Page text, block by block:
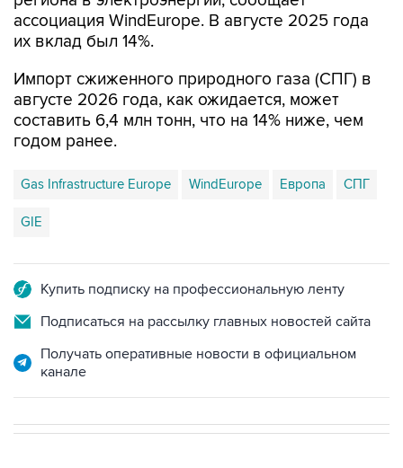
ассоциация WindEurope. В августе 2025 года
их вклад был 14%.
Импорт сжиженного природного газа (СПГ) в
августе 2026 года, как ожидается, может
составить 6,4 млн тонн, что на 14% ниже, чем
годом ранее.
Gas Infrastructure Europe WindEurope Европа СПГ
GIE
Купить подписку на профессиональную ленту
Подписаться на рассылку главных новостей сайта
Получать оперативные новости в официальном
канале